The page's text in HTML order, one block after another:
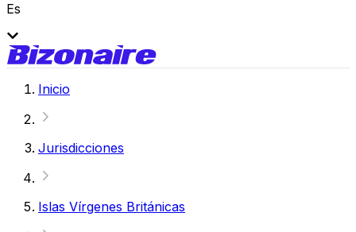
Es
Inicio
Jurisdicciones
Islas Vírgenes Británicas